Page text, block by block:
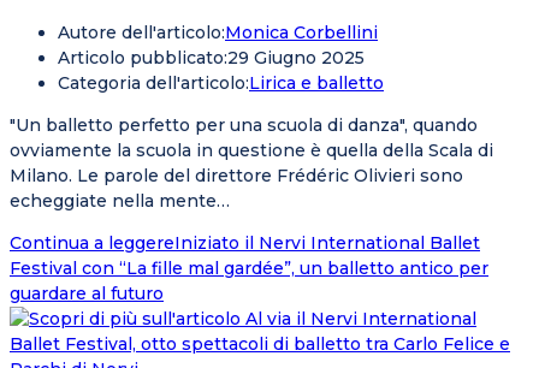
Autore dell'articolo:Monica Corbellini
Articolo pubblicato:29 Giugno 2025
Categoria dell'articolo:Lirica e balletto
"Un balletto perfetto per una scuola di danza", quando
ovviamente la scuola in questione è quella della Scala di
Milano. Le parole del direttore Frédéric Olivieri sono
echeggiate nella mente…
Continua a leggereIniziato il Nervi International Ballet
Festival con “La fille mal gardée”, un balletto antico per
guardare al futuro